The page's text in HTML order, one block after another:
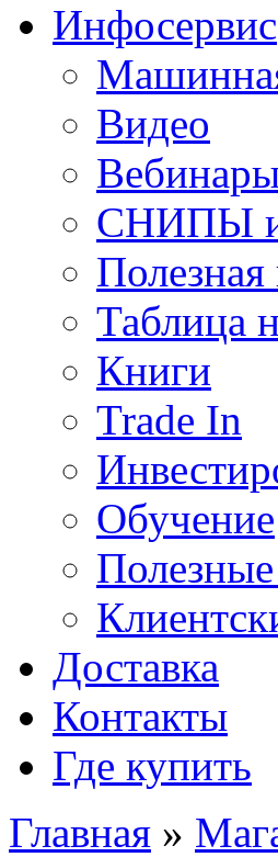
Инфосервис
Видео
СНИПЫ
Таблица
Книги
Trade In
Обучение
Полезные
Доставка
Контакты
Где купить
Главная »